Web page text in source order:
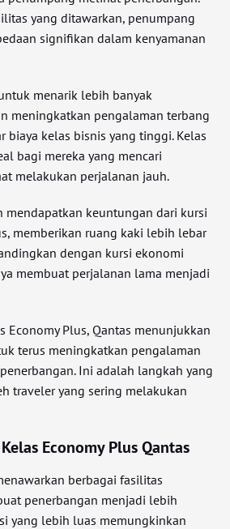
yang ditawarkan, penumpang
signifikan dalam kenyamanan
menarik lebih banyak
meningkatkan pengalaman terbang
biaya kelas bisnis yang tinggi. Kelas
bagi mereka yang mencari
melakukan perjalanan jauh.
mendapatkan keuntungan dari kursi
memberikan ruang kaki lebih lebar
dengan kursi ekonomi
membuat perjalanan lama menjadi
Economy Plus, Qantas menunjukkan
terus meningkatkan pengalaman
Ini adalah langkah yang
traveler yang sering melakukan
Economy Plus Qantas
berbagai fasilitas
penerbangan menjadi lebih
yang lebih luas memungkinkan